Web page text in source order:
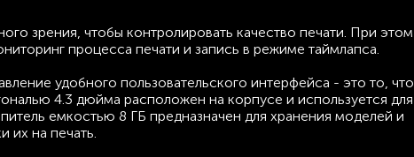
зрения, чтобы контролировать качество печати. При этом
процесса печати и запись в режиме таймлапса.
удобного пользовательского интерфейса - это то, что
4.3 дюйма расположен на корпусе и используется для
емкостью 8 ГБ предназначен для хранения моделей и
их на печать.